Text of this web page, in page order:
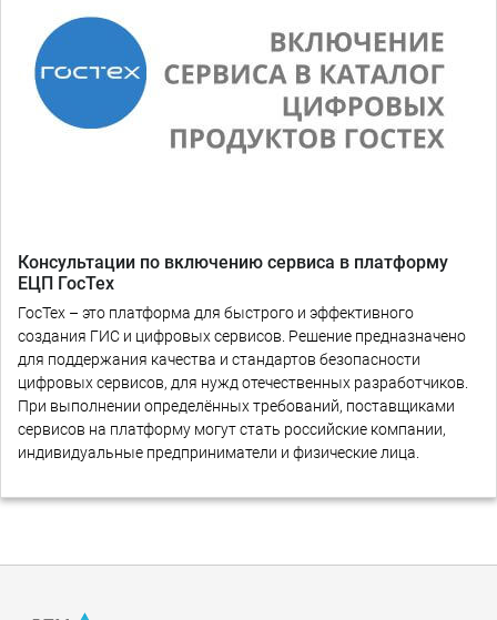
Консультации по включению сервиса в платформу
ЕЦП ГосТех
ГосТех – это платформа для быстрого и эффективного
создания ГИС и цифровых сервисов. Решение предназначено
для поддержания качества и стандартов безопасности
цифровых сервисов, для нужд отечественных разработчиков.
При выполнении определённых требований, поставщиками
сервисов на платформу могут стать российские компании,
индивидуальные предприниматели и физические лица.